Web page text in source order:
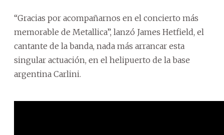
“Gracias por acompañarnos en el concierto más
memorable de Metallica”, lanzó James Hetfield, el
cantante de la banda, nada más arrancar esta
singular actuación, en el helipuerto de la base
argentina Carlini.